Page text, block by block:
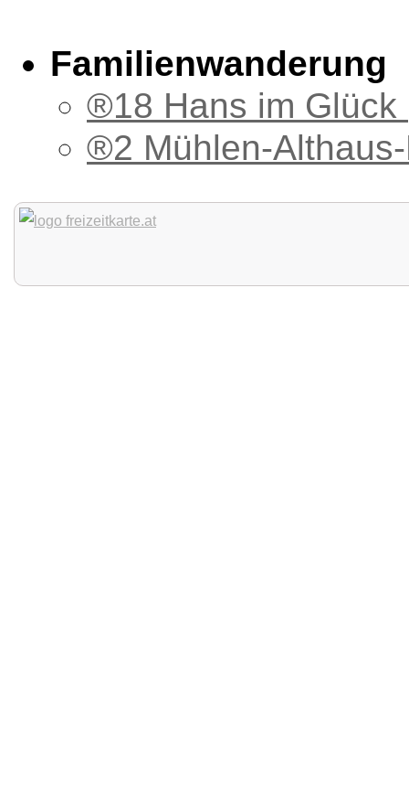
Familienwanderung
®18 Hans im Glück
®2 Mühlen-